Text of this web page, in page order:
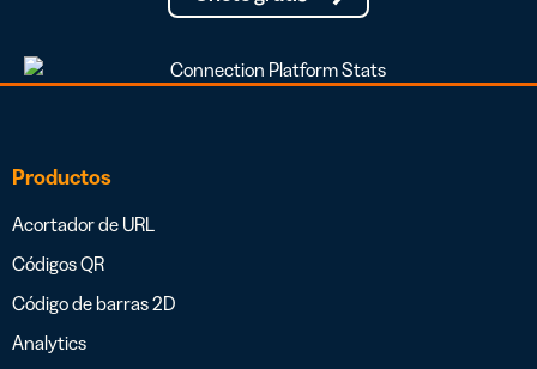
Productos
Acortador de URL
Códigos QR
Código de barras 2D
Analytics